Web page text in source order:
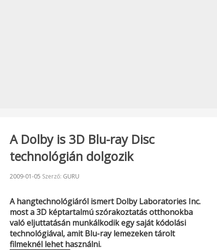
A Dolby is 3D Blu-ray Disc
technológián dolgozik
Beküldve:
2009-01-05 Szerző: GURU
A hangtechnológiáról ismertDolby Laboratories Inc.
most a 3D képtartalmú szórakoztatás otthonokba
való eljuttatásán munkálkodik egy saját kódolási
technológiával, amit Blu-ray lemezeken tárolt
filmeknél lehet használni.